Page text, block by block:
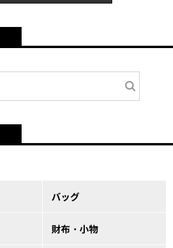
バッグ
財布・小物